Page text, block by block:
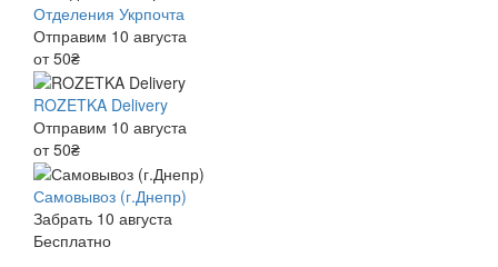
Отделения Укрпочта
Отправим 10 августа
от 50₴
ROZETKA Delivery
Отправим 10 августа
от 50₴
Самовывоз (г.Днепр)
Забрать 10 августа
Бесплатно